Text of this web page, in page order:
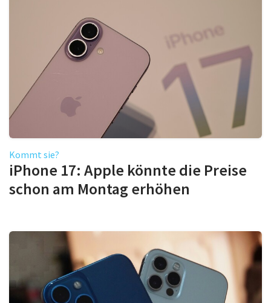
Kommt sie?
iPhone 17: Apple könnte die Preise
schon am Montag erhöhen